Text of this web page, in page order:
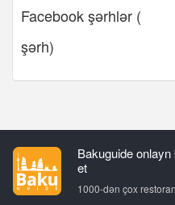
Facebook şərhlər (
şərh)
Bakuguide onlayn
et
1000-dən çox restoran